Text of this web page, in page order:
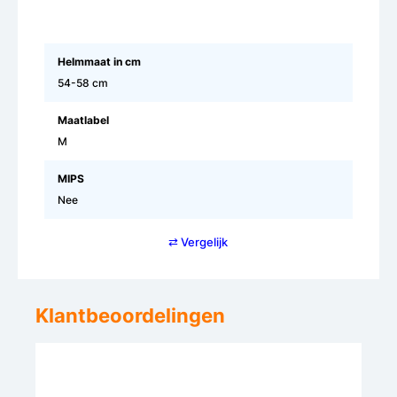
Helmmaat in cm
54-58 cm
Maatlabel
M
MIPS
Nee
⇄ Vergelijk
Klantbeoordelingen